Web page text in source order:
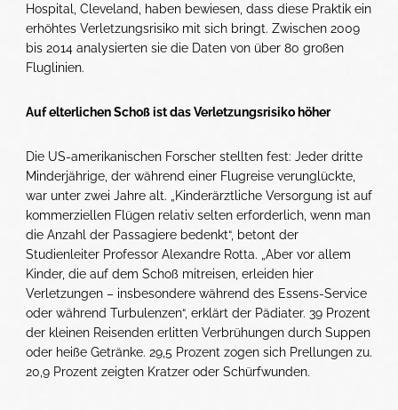
Hospital, Cleveland, haben bewiesen, dass diese Praktik ein
erhöhtes Verletzungsrisiko mit sich bringt. Zwischen 2009
bis 2014 analysierten sie die Daten von über 80 großen
Fluglinien.
Auf elterlichen Schoß ist das Verletzungsrisiko höher
Die US-amerikanischen Forscher stellten fest: Jeder dritte
Minderjährige, der während einer Flugreise verunglückte,
war unter zwei Jahre alt. „Kinderärztliche Versorgung ist auf
kommerziellen Flügen relativ selten erforderlich, wenn man
die Anzahl der Passagiere bedenkt“, betont der
Studienleiter Professor Alexandre Rotta. „Aber vor allem
Kinder, die auf dem Schoß mitreisen, erleiden hier
Verletzungen – insbesondere während des Essens-Service
oder während Turbulenzen“, erklärt der Pädiater. 39 Prozent
der kleinen Reisenden erlitten Verbrühungen durch Suppen
oder heiße Getränke. 29,5 Prozent zogen sich Prellungen zu.
20,9 Prozent zeigten Kratzer oder Schürfwunden.